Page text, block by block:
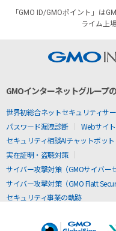
「GMO ID/GMOポイント」は
ライム上
GMOインターネットグループ
世界初総合ネットセキュリティサ
パスワード漏洩診断
Webサイ
セキュリティ相談AIチャットボット
実在証明・盗聴対策
サイバー攻撃対策（GMOサイバー
サイバー攻撃対策（GMO Flatt
セキュリティ事業の軌跡